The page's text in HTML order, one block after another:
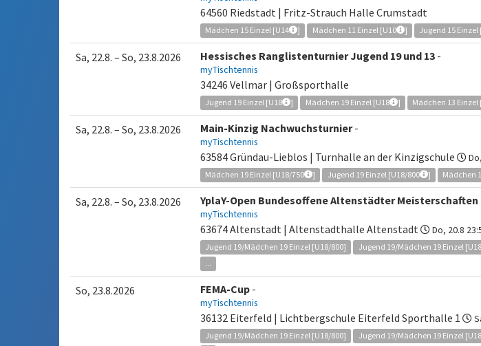
64560 Riedstadt | Fritz-Strauch Halle Crumstadt
Mädchen 15 Einzel [U14 ] Mädchen 11 Einzel [U10 ] Jugend 15 Einzel
Sa, 22.8. – So, 23.8.2026 Hessisches Ranglistenturnier Jugend 19 und 13 -
myTischtennis
34246 Vellmar | Großsporthalle
Jugend 19 Einzel [U18 ] Mädchen 19 Einzel [U18 ] Mädchen 13 Einzel
Sa, 22.8. – So, 23.8.2026 Main-Kinzig Nachwuchsturnier -
myTischtennis
63584 Gründau-Lieblos | Turnhalle an der Kinzigschule
Mädchen 19 Einzel [U18/750 ] Jugend 19 Einzel [U18/800 ] Mädchen
Sa, 22.8. – So, 23.8.2026 YplaY-Open Bundesoffene Altenstädter Meisterschaften
myTischtennis
63674 Altenstadt | Altenstadthalle Altenstadt Do, 20.8
Jugend 19/Mädchen 19 Einzel [U18/800] Jugend 19/Mädchen 19 Einzel
...
So, 23.8.2026 FEMA-Cup -
myTischtennis
36132 Eiterfeld | Lichtbergschule Eiterfeld Sporthalle 1
Jugend 19/Mädchen 19 Einzel [U18/800] Jugend 19/Mädchen 19 Einzel